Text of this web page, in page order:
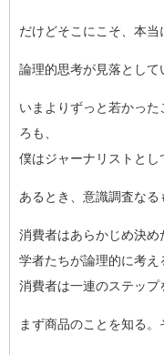
だけどそこにこそ、本当
論理的思考が見落として
いまよりずっと若かっ
ろ も、
僕はジャーナリストとし
あるとき、意識調査なる
消費者はあらかじめ決め
学者たちが論理的に考え
消費者は一連のステップ
まず商品のことを知る。